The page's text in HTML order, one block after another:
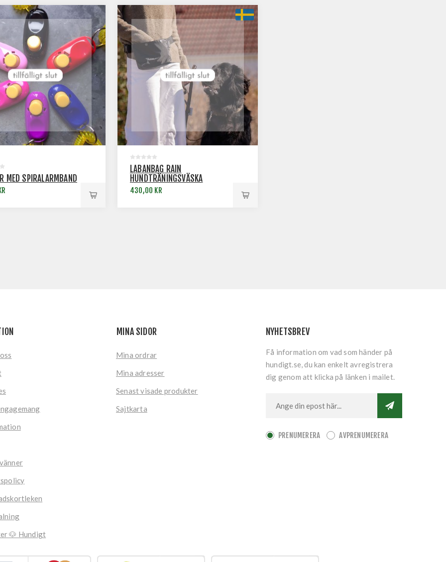
MED SPIRALARMBAND
LABANBAG RAIN
HUNDTRÄNINGSVÄSKA
430,00 KR
🐶 Hundigt
MINA SIDOR
Mina ordrar
Mina adresser
Senast visade produkter
Sajtkarta
NYHETSBREV
Få information om vad som händer på
hundigt.se, du kan enkelt avregistrera
dig genom att klicka på länken i mailet.
PRENUMERERA AVPRENUMERERA